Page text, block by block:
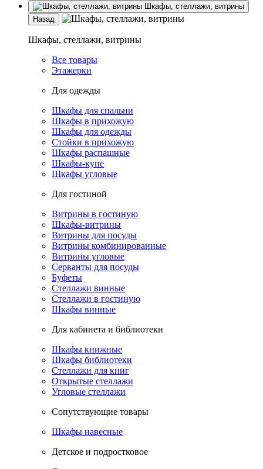
Шкафы, стеллажи, витрины
Назад
Шкафы, стеллажи, витрины
Все товары
Этажерки
Для одежды
Шкафы для спальни
Шкафы в прихожую
Шкафы для одежды
Стойки в прихожую
Шкафы распашные
Шкафы-купе
Шкафы угловые
Для гостиной
Витрины в гостиную
Шкафы-витрины
Витрины для посуды
Витрины комбинированные
Витрины угловые
Серванты для посуды
Буфеты
Стеллажи винные
Стеллажи в гостиную
Шкафы винные
Для кабинета и библиотеки
Шкафы книжные
Шкафы библиотеки
Стеллажи для книг
Открытые стеллажи
Угловые стеллажи
Сопутствующие товары
Шкафы навесные
Детское и подростковое